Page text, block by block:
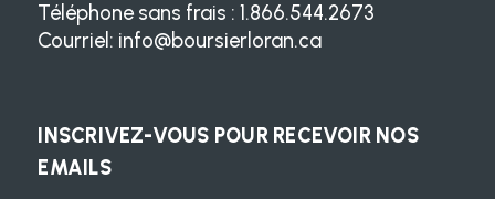
Téléphone sans frais : 1.866.544.2673
Courriel: info@boursierloran.ca
INSCRIVEZ-VOUS POUR RECEVOIR NOS
EMAILS